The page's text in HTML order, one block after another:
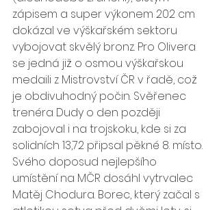
zápisem a super výkonem 202 cm
dokázal ve výškařském sektoru
vybojovat skvělý bronz. Pro Olivera
se jedná již o osmou výškařskou
medaili z Mistrovství ČR v řadě, což
je obdivuhodný počin. Svěřenec
trenéra Dudy o den později
zabojoval i na trojskoku, kde si za
solidních 13,72 připsal pěkné 8. místo.
Svého doposud nejlepšího
umístění na MČR dosáhl vytrvalec
Matěj Chodura. Borec, který začal s